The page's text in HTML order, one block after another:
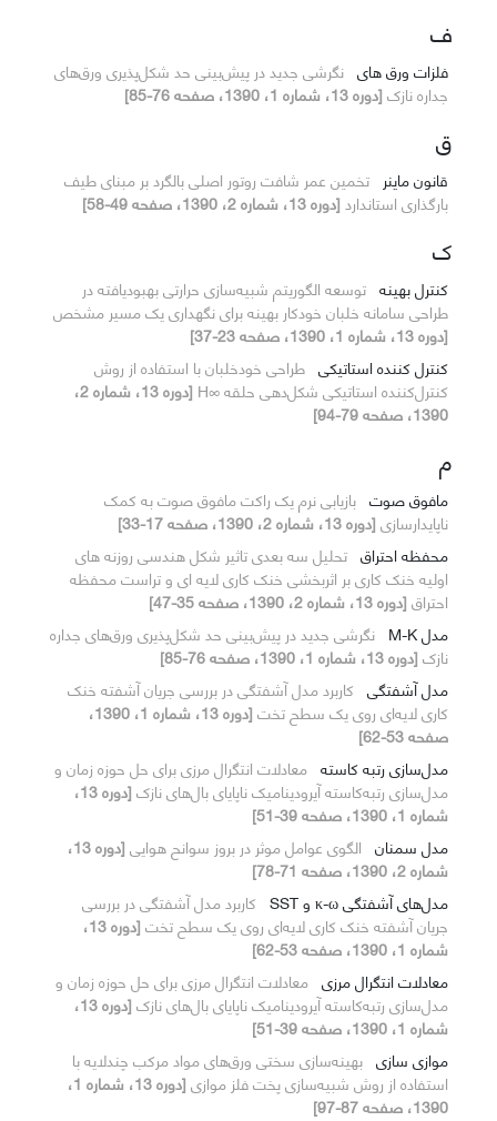
ف
فلزات ورق های نگرشی جدید در پیش‌بینی حد شکل‌پذیری ورق‌های
جداره نازک [دوره 13، شماره 1، 1390، صفحه 76-85]
ق
قانون ماینر تخمین عمر شافت روتور اصلی بالگرد بر مبنای طیف
بارگذاری استاندارد [دوره 13، شماره 2، 1390، صفحه 49-58]
ک
کنترل بهینه توسعه الگوریتم شبیه‌سازی حرارتی بهبودیافته در
طراحی سامانه خلبان خودکار بهینه برای نگهداری یک مسیر مشخص
[دوره 13، شماره 1، 1390، صفحه 23-37]
کنترل کننده استاتیکی طراحی خودخلبان با استفاده از روش
کنترل‌کننده استاتیکی شکل‌دهی حلقه ∞H
[دوره 13، شماره 2،
1390، صفحه 79-94]
م
مافوق صوت بازیابی نرم یک راکت مافوق صوت به کمک
ناپایدارسازی [دوره 13، شماره 2، 1390، صفحه 17-33]
محفظه احتراق تحلیل سه بعدی تاثیر شکل هندسی روزنه های
اولیه خنک کاری بر اثربخشی خنک کاری لایه ای و تراست محفظه
احتراق [دوره 13، شماره 2، 1390، صفحه 35-47]
مدل M-K
نگرشی جدید در پیش‌بینی حد شکل‌پذیری ورق‌های جداره
نازک [دوره 13، شماره 1، 1390، صفحه 76-85]
مدل آشفتگی کاربرد مدل آشفتگی در بررسی جریان آشفته خنک
کاری لایه‌ای روی یک سطح تخت
[دوره 13، شماره 1، 1390،
صفحه 53-62]
مدل‌سازی رتبه کاسته معادلات انتگرال مرزی برای حل حوزه زمان و
مدل‌سازی رتبه‌کاسته آیرودینامیک ناپایای بال‌های نازک
[دوره 13،
شماره 1، 1390، صفحه 39-51]
مدل سمنان الگوی عوامل موثر در بروز سوانح هوایی
[دوره 13،
شماره 2، 1390، صفحه 71-78]
مدل‌های آشفتگی κ-ω و SST
کاربرد مدل آشفتگی در بررسی
جریان آشفته خنک کاری لایه‌ای روی یک سطح تخت
[دوره 13،
شماره 1، 1390، صفحه 53-62]
معادلات انتگرال مرزی معادلات انتگرال مرزی برای حل حوزه زمان و
مدل‌سازی رتبه‌کاسته آیرودینامیک ناپایای بال‌های نازک
[دوره 13،
شماره 1، 1390، صفحه 39-51]
موازی سازی بهینه‌سازی سختی ورق‌های مواد مرکب چندلایه با
استفاده از روش شبیه‌سازی پخت فلز موازی
[دوره 13، شماره 1،
1390، صفحه 87-97]